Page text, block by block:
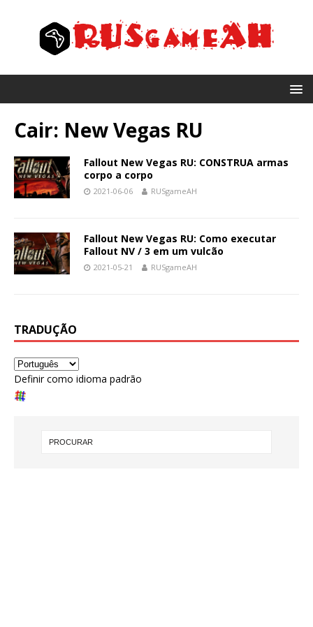
Cair: New Vegas RU
Fallout New Vegas RU: CONSTRUA armas
corpo a corpo
2021-06-06 RUSgameAH
Fallout New Vegas RU: Como executar
Fallout NV / 3 em um vulcão
2021-05-21 RUSgameAH
TRADUÇÃO
Definir como idioma padrão